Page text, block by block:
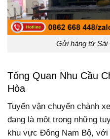
Gửi hàng từ Sài
Tổng Quan Nhu Cầu
Hòa
Tuyến vận chuyển chành
đang là một trong những
khu vực Đông Nam Bộ,